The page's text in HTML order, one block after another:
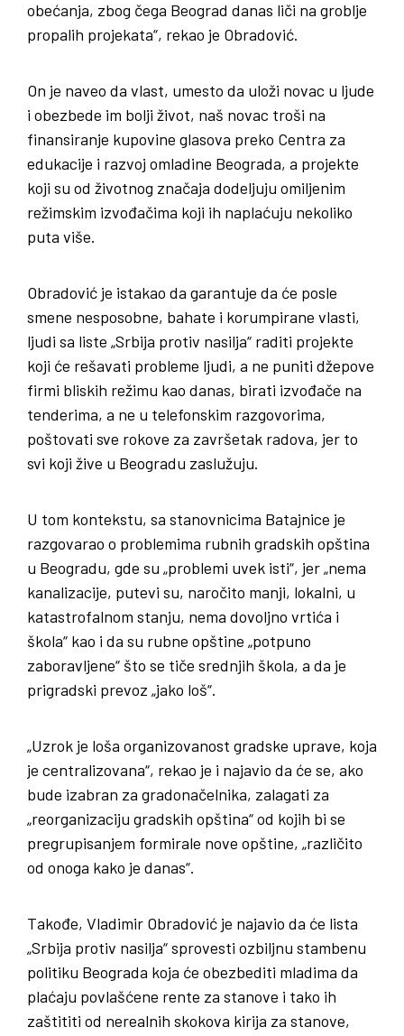
obećanja, zbog čega Beograd danas liči na groblje
propalih projekata“, rekao je Obradović.
On je naveo da vlast, umesto da uloži novac u ljude
i obezbede im bolji život, naš novac troši na
finansiranje kupovine glasova preko Centra za
edukacije i razvoj omladine Beograda, a projekte
koji su od životnog značaja dodeljuju omiljenim
režimskim izvođačima koji ih naplaćuju nekoliko
puta više.
Obradović je istakao da garantuje da će posle
smene nesposobne, bahate i korumpirane vlasti,
ljudi sa liste „Srbija protiv nasilja“ raditi projekte
koji će rešavati probleme ljudi, a ne puniti džepove
firmi bliskih režimu kao danas, birati izvođače na
tenderima, a ne u telefonskim razgovorima,
poštovati sve rokove za završetak radova, jer to
svi koji žive u Beogradu zaslužuju.
U tom kontekstu, sa stanovnicima Batajnice je
razgovarao o problemima rubnih gradskih opština
u Beogradu, gde su „problemi uvek isti“, jer „nema
kanalizacije, putevi su, naročito manji, lokalni, u
katastrofalnom stanju, nema dovoljno vrtića i
škola“ kao i da su rubne opštine „potpuno
zaboravljene“ što se tiče srednjih škola, a da je
prigradski prevoz „jako loš“.
„Uzrok je loša organizovanost gradske uprave, koja
je centralizovana“, rekao je i najavio da će se, ako
bude izabran za gradonačelnika, zalagati za
„reorganizaciju gradskih opština“ od kojih bi se
pregrupisanjem formirale nove opštine, „različito
od onoga kako je danas“.
Takođe, Vladimir Obradović je najavio da će lista
„Srbija protiv nasilja“ sprovesti ozbiljnu stambenu
politiku Beograda koja će obezbediti mladima da
plaćaju povlašćene rente za stanove i tako ih
zaštititi od nerealnih skokova kirija za stanove,